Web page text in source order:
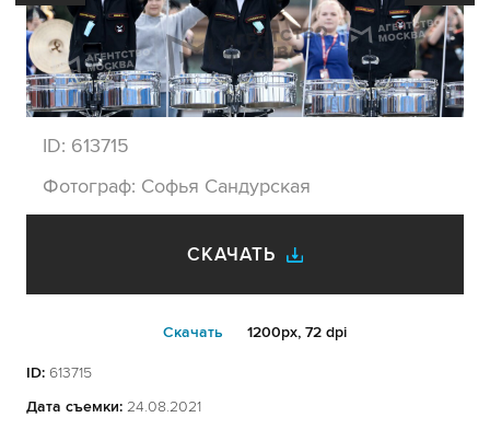
ID: 613715
Фотограф: Софья Сандурская
СКАЧАТЬ
Cкачать 1200px, 72 dpi
ID: 613715
Дата съемки: 24.08.2021